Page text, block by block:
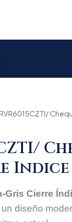
Indice
Gris Cierre
diseño